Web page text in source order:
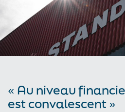
« Au niveau
est convalescent »